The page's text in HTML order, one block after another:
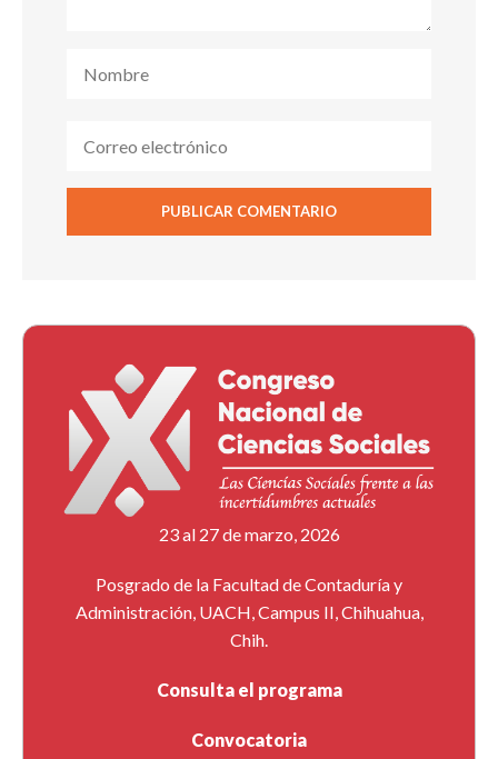
23 al 27 de marzo, 2026
Posgrado de la Facultad de Contaduría y
Administración, UACH, Campus II, Chihuahua,
Chih.
Consulta el programa
Convocatoria